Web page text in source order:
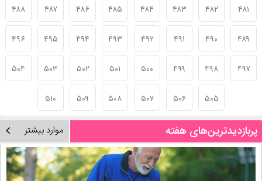
۴۸۱ ۴۸۲ ۴۸۳ ۴۸۴ ۴۸۵ ۴۸۶ ۴۸۷ ۴۸۸
۴۸۹ ۴۹۰ ۴۹۱ ۴۹۲ ۴۹۳ ۴۹۴ ۴۹۵ ۴۹۶
۴۹۷ ۴۹۸ ۴۹۹ ۵۰۰ ۵۰۱ ۵۰۲ ۵۰۳ ۵۰۴
۵۰۵ ۵۰۶ ۵۰۷ ۵۰۸ ۵۰۹ ۵۱۰
پربازدیدترین‌های هفته موارد بیشتر